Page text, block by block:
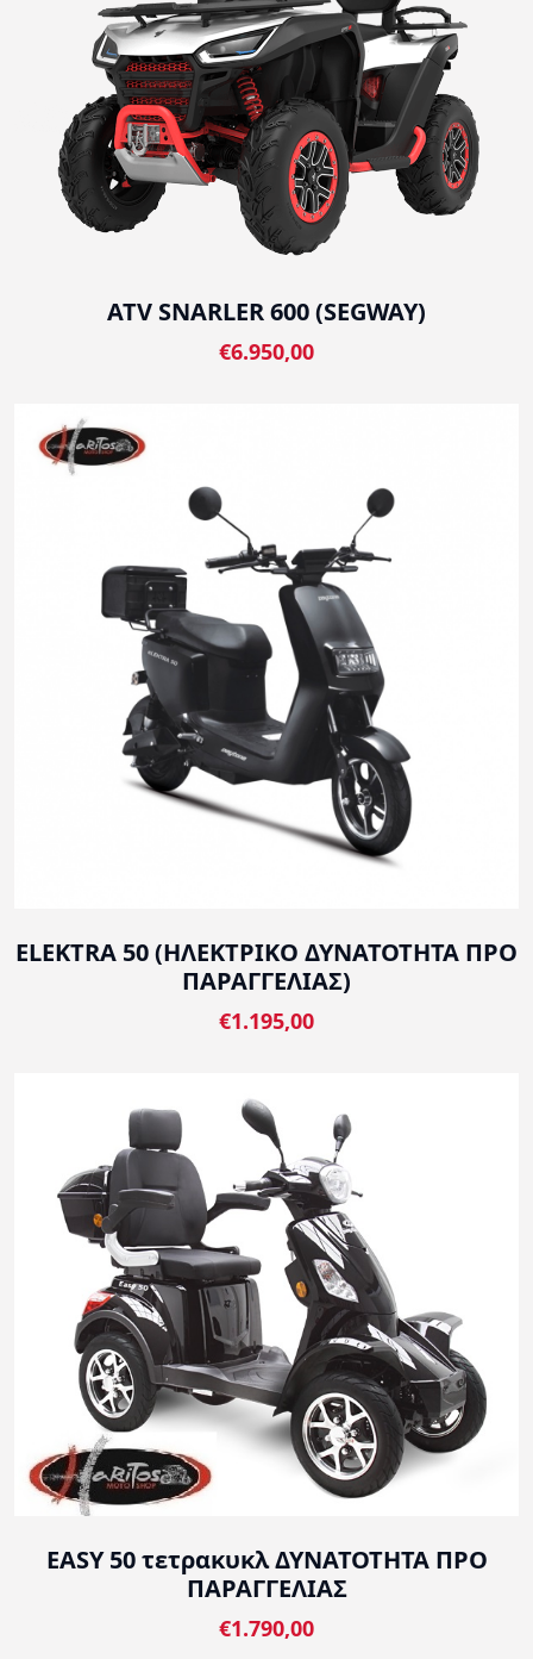
ATV SNARLER 600 (SEGWAY)
€6.950,00
ELEKTRA 50 (ΗΛΕΚΤΡΙΚΟ ΔΥΝΑΤΟΤΗΤΑ ΠΡΟ
ΠΑΡΑΓΓΕΛΙΑΣ)
€1.195,00
EASY 50 τετρακυκλ ΔΥΝΑΤΟΤΗΤΑ ΠΡΟ
ΠΑΡΑΓΓΕΛΙΑΣ
€1.790,00